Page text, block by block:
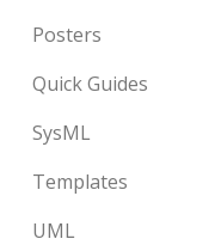
Posters
Quick Guides
SysML
Templates
UML